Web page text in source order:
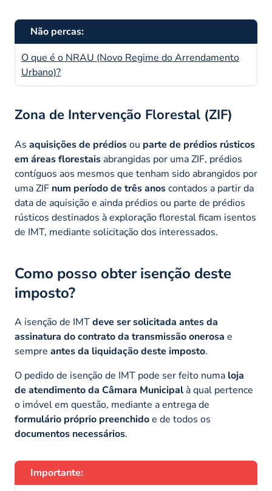
Não percas:
O que é o NRAU (Novo Regime do Arrendamento
Urbano)?
Zona de Intervenção Florestal (ZIF)
As aquisições de prédiosou parte de prédios rústicos
em áreas florestais abrangidas por uma ZIF, prédios
contíguos aos mesmos que tenham sido abrangidos por
uma ZIF num período de três anoscontados a partir da
data de aquisição e ainda prédios ou parte de prédios
rústicos destinados à exploração florestal ficam isentos
de IMT, mediante solicitação dos interessados.
Como posso obter isenção deste
imposto?
A isenção de IMTdeve ser solicitada antes da
assinatura do contrato da transmissão onerosa e
sempre antes da liquidação deste imposto.
O pedido de isenção de IMT pode ser feito numa loja
de atendimento da Câmara Municipal à qual pertence
o imóvel em questão, mediante a entrega de
formulário próprio preenchidoe de todos os
documentos necessários.
Importante: